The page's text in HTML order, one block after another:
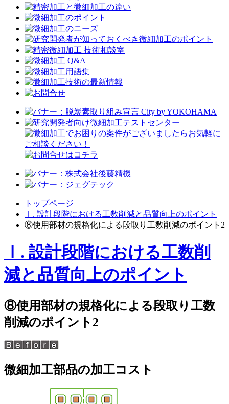
トップページ
Ⅰ. 設計段階における工数削減と品質向上のポイント
⑧使用部材の規格化による段取り工数削減のポイント2
Ⅰ. 設計段階における工数削
減と品質向上のポイント
⑧使用部材の規格化による段取り工数
削減のポイント2
微細加工部品の加工コスト